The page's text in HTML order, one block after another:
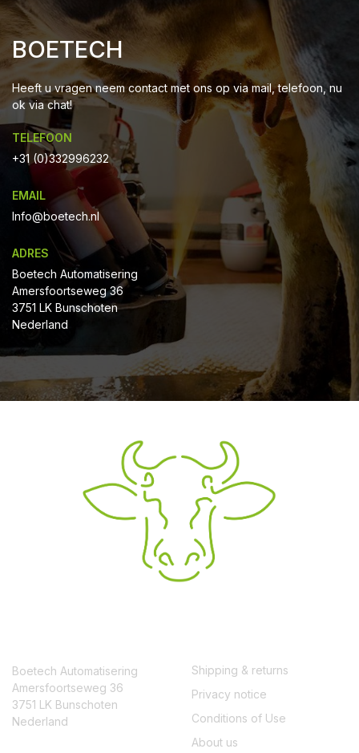
BOETECH
Heeft u vragen neem contact met ons op via mail, telefoon, nu
ok via chat!
TELEFOON
+31 (0)332996232
EMAIL
Info@boetech.nl
ADRES
Boetech Automatisering
Amersfoortseweg 36
3751 LK Bunschoten
Nederland
Boetech Automatisering
Amersfoortseweg 36
3751 LK Bunschoten
Nederland
Shipping & returns
Privacy notice
Conditions of Use
About us